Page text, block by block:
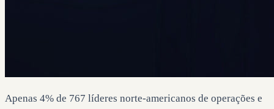
Apenas 4% de 767 líderes norte-americanos de operações e